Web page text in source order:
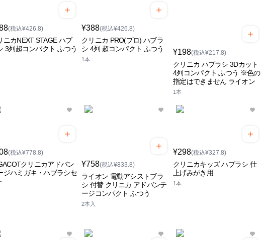
(税込¥426.8)
ニカNEXT STAGE ハブ
3列超コンパクト ふつう
¥388(税込¥426.8)
クリニカ PRO(プロ) ハブラ
シ 4列 超コンパクト ふつう
1本
¥198(税込¥217.8)
クリニカ ハブラシ 3Dカット
4列コンパクト ふつう ※色の
指定はできません ライオン
1本
(税込¥778.8)
クリニカアドバン
ジハミガキ・ハブラシセ
¥758(税込¥833.8)
ライオン 電動アシストブラ
シ 付替 クリニカ アドバンテ
ージコンパクト ふつう
2本入
¥298(税込¥327.8)
クリニカキッズ ハブラシ 仕
上げみがき用
1本